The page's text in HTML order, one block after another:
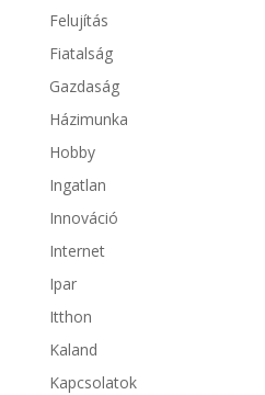
Felujítás
Fiatalság
Gazdaság
Házimunka
Hobby
Ingatlan
Innováció
Internet
Ipar
Itthon
Kaland
Kapcsolatok